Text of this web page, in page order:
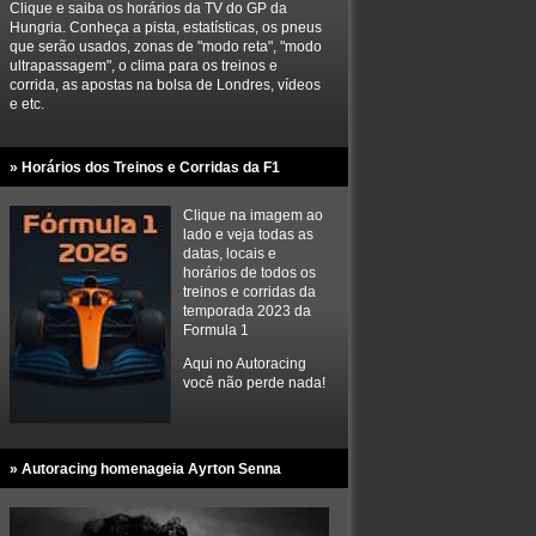
Clique e saiba os horários da TV do GP da
Hungria. Conheça a pista, estatísticas, os pneus
que serão usados, zonas de "modo reta", "modo
ultrapassagem", o clima para os treinos e
corrida, as apostas na bolsa de Londres, vídeos
e etc.
» Horários dos Treinos e Corridas da F1
Clique na imagem ao
lado e veja todas as
datas, locais e
horários de todos os
treinos e corridas da
temporada 2023 da
Formula 1
Aqui no Autoracing
você não perde nada!
» Autoracing homenageia Ayrton Senna